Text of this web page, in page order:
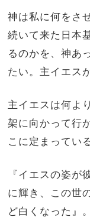
神は私に何をさ
続いて来た日本
るのかを、神あ
たい。主イエス
主イエスは何よ
架に向かって行
こに定まってい
『イエスの姿が
に輝き、この世
ど白くなった』